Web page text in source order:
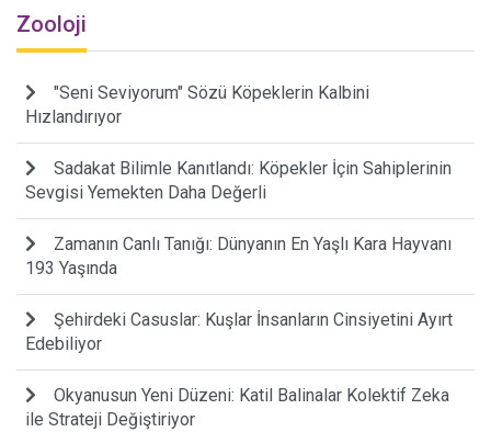
Zooloji
"Seni Seviyorum" Sözü Köpeklerin Kalbini
Hızlandırıyor
Sadakat Bilimle Kanıtlandı: Köpekler İçin Sahiplerinin
Sevgisi Yemekten Daha Değerli
Zamanın Canlı Tanığı: Dünyanın En Yaşlı Kara Hayvanı
193 Yaşında
Şehirdeki Casuslar: Kuşlar İnsanların Cinsiyetini Ayırt
Edebiliyor
Okyanusun Yeni Düzeni: Katil Balinalar Kolektif Zeka
ile Strateji Değiştiriyor